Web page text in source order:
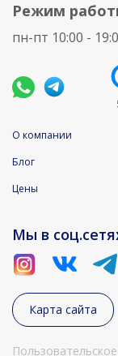
Режим
пн-пт 10:00 -
О компании
Блог
Цены
Мы в
Карта сайта